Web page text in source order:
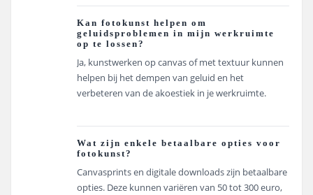
Kan fotokunst helpen om
geluidsproblemen in mijn werkruimte
op te lossen?
Ja, kunstwerken op canvas of met textuur kunnen
helpen bij het dempen van geluid en het
verbeteren van de akoestiek in je werkruimte.
Wat zijn enkele betaalbare opties voor
fotokunst?
Canvasprints en digitale downloads zijn betaalbare
opties. Deze kunnen variëren van 50 tot 300 euro,